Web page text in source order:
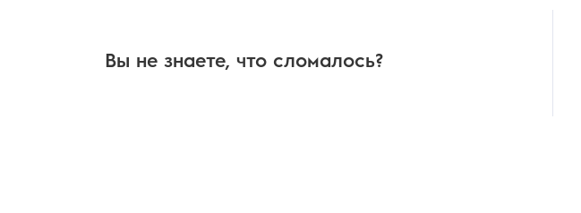
Вы не знаете, что сломалось?